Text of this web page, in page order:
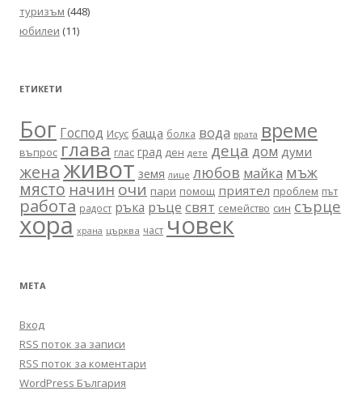
туризъм (448)
юбилеи (11)
ЕТИКЕТИ
Бог Господ Исус баща болка вода врата време
въпрос глава глас град ден дете деца дом думи
женаживот земя лице любов майка мъж
място начин очи пари помощ приятел проблем път
работа радост ръка ръце свят семейство син сърце
хора храна църква част човек
МЕТА
Вход
RSS поток за записи
RSS поток за коментари
WordPress България